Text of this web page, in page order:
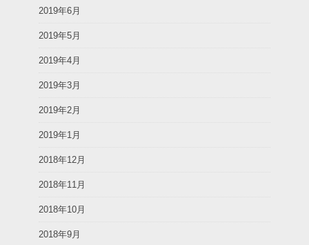
2019年6月
2019年5月
2019年4月
2019年3月
2019年2月
2019年1月
2018年12月
2018年11月
2018年10月
2018年9月